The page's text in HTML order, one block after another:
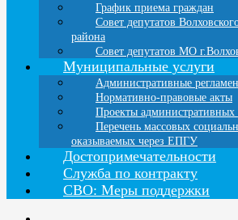
График приема граждан
Совет депутатов
района
Совет депутатов МО
Муниципальные услуги
Административные
Нормативно-правовые акты
Проекты административных
Перечень массовых
оказываемых через ЕПГУ
Достопримечательности
Служба по контракту
СВО: Меры поддержки